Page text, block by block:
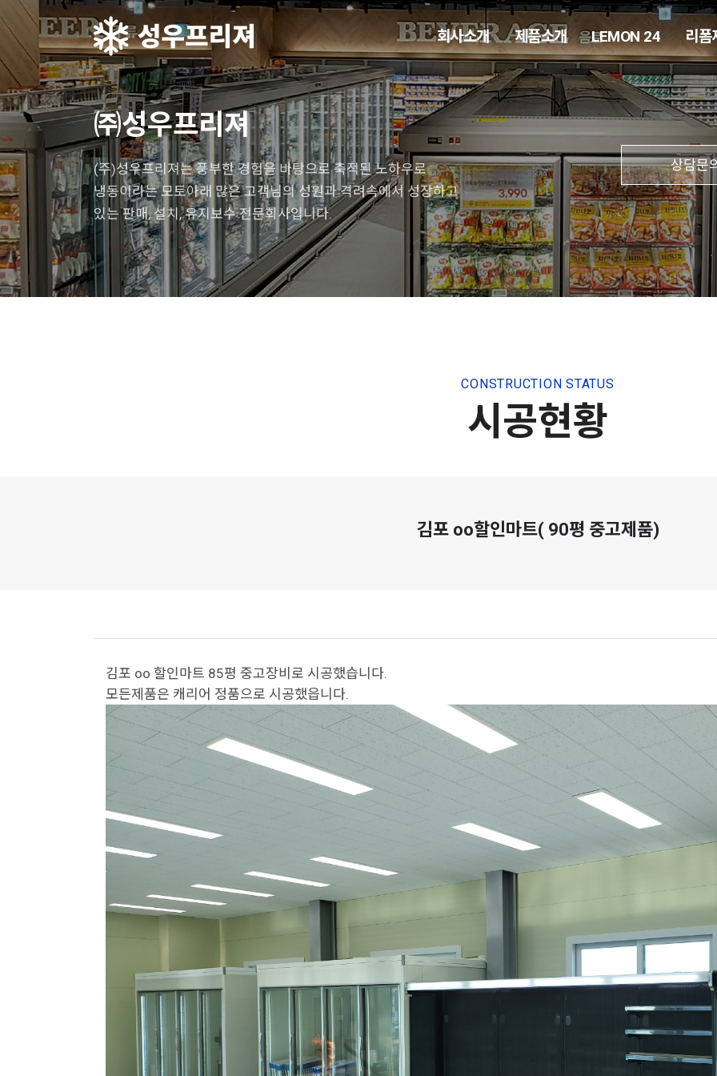
회사소개 제품소개 LEMON 24 리폼
㈜성우프리져
(주)성우프리져는 풍부한 경험을 바탕으로 축적된 노하우로
냉동이라는 모토아래 많은 고객님의 성원과 격려속에서 성장하고
있는 판매, 설치, 유지보수 전문회사입니다.
상담문
CONSTRUCTION STATUS
시공현황
김포 oo할인마트( 90평 중고제품)
김포 oo 할인마트 85평 중고장비로 시공했습니다.
모든제품은 캐리어 정품으로 시공했읍니다.